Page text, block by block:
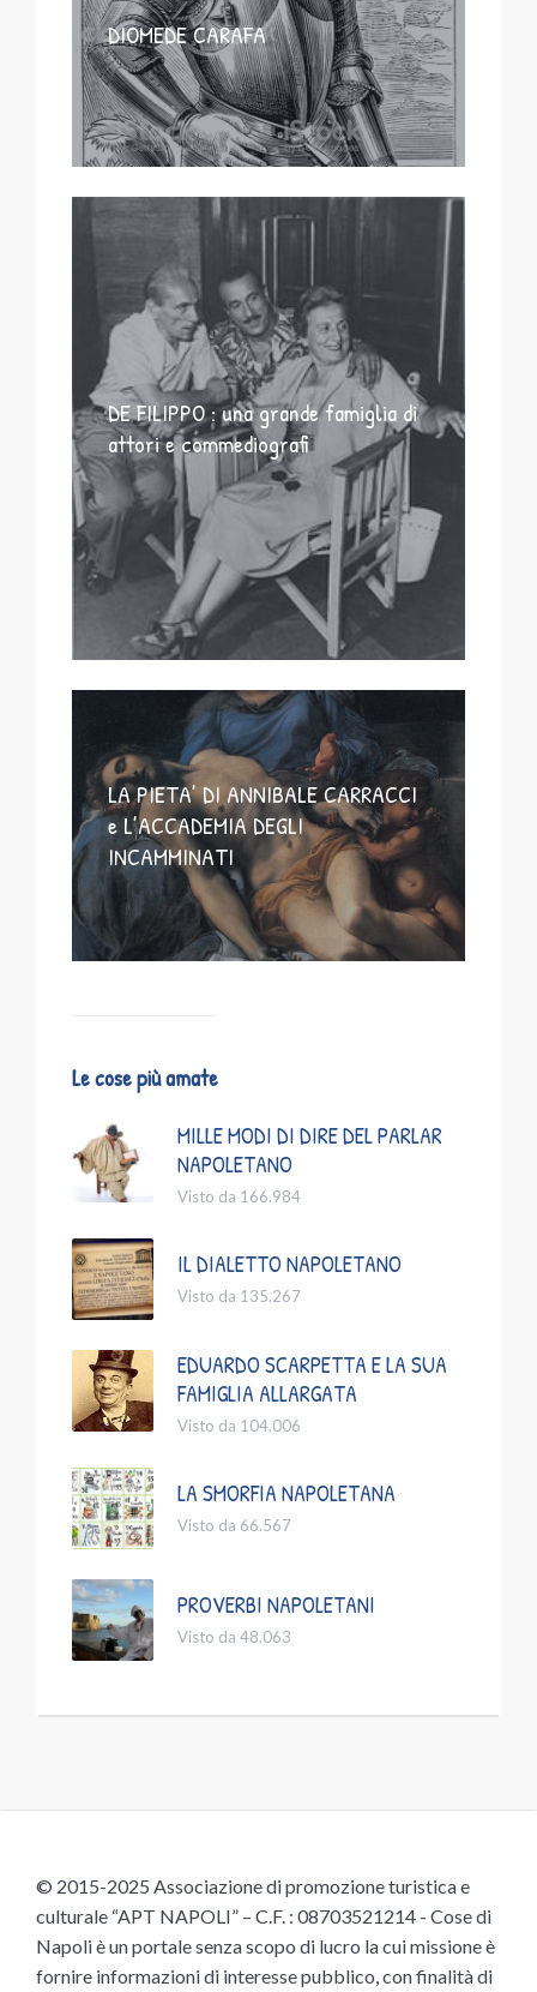
DIOMEDE CARAFA
DE FILIPPO : una grande famiglia di
attori e commediografi
LA PIETA’ DI ANNIBALE CARRACCI
e L’ACCADEMIA DEGLI
INCAMMINATI
Le cose più amate
MILLE MODI DI DIRE DEL PARLAR
NAPOLETANO
Visto da 166.984
IL DIALETTO NAPOLETANO
Visto da 135.267
EDUARDO SCARPETTA E LA SUA
FAMIGLIA ALLARGATA
Visto da 104.006
LA SMORFIA NAPOLETANA
Visto da 66.567
PROVERBI NAPOLETANI
Visto da 48.063
© 2015-2025 Associazione di promozione turistica e
culturale “APT NAPOLI” – C.F. : 08703521214 - Cose di
Napoli è un portale senza scopo di lucro la cui missione è
fornire informazioni di interesse pubblico, con finalità di